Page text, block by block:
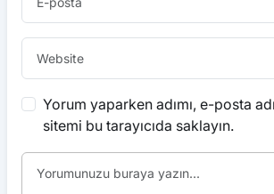
Yorum yaparken adımı, e-posta
sitemi bu tarayıcıda saklayın.